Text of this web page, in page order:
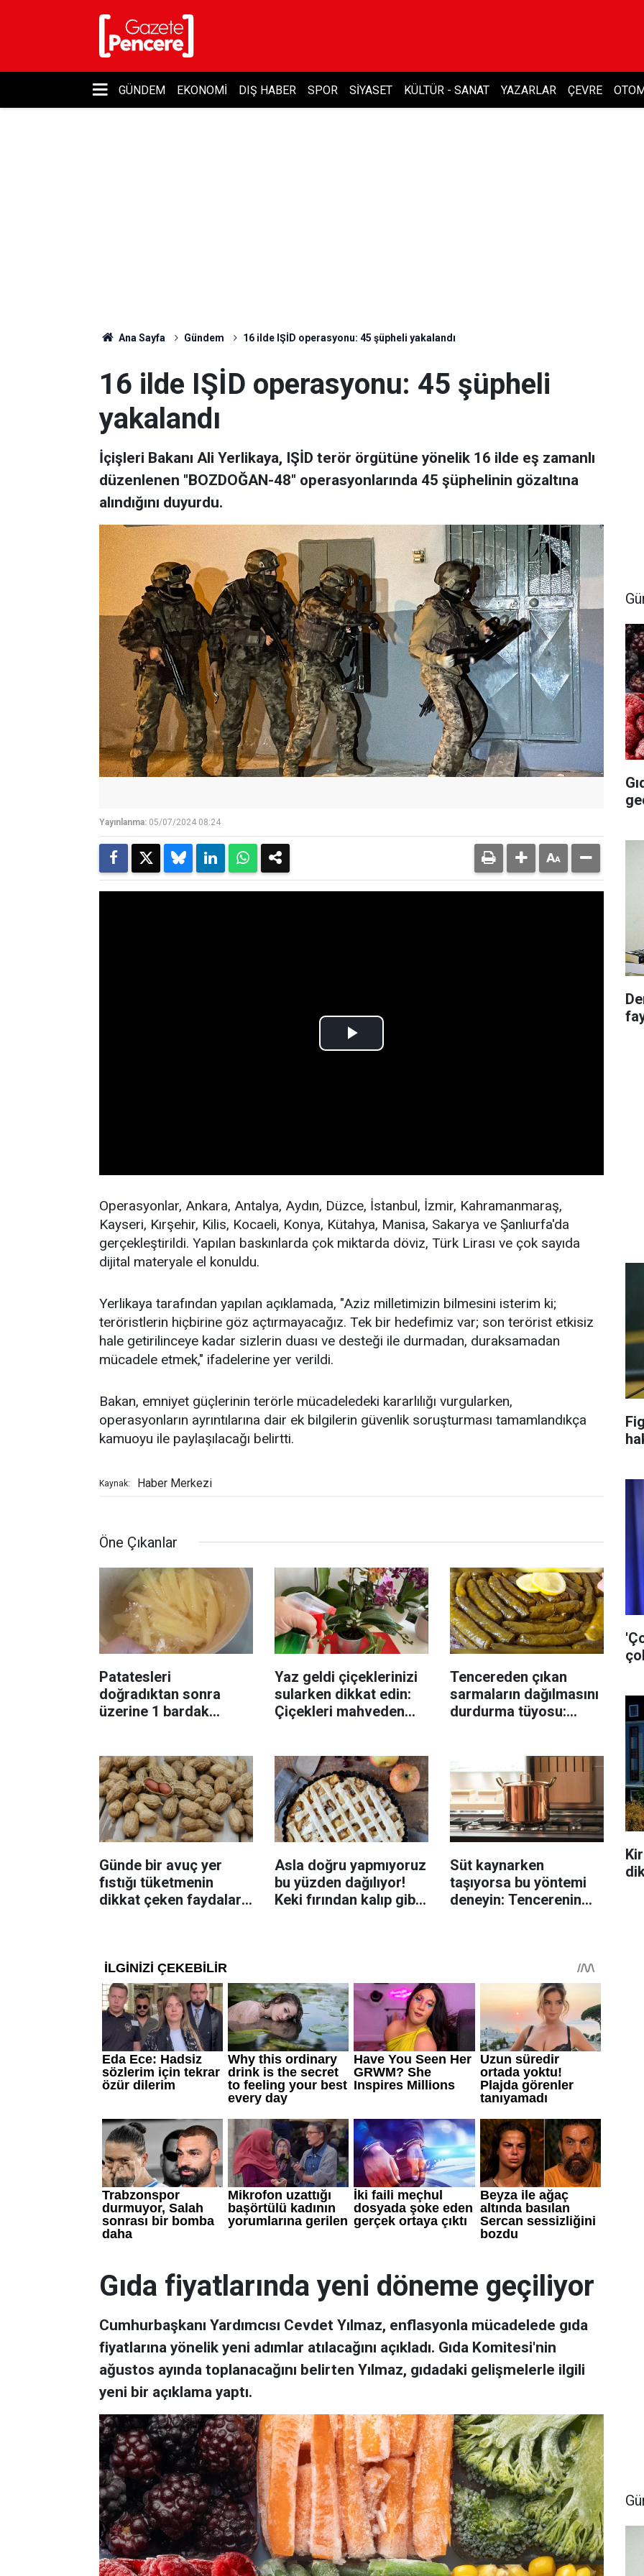
GÜNDEM EKONOMI DIŞ HABER SPOR SIYASET KÜLTÜR - SANAT YAZARLAR ÇEVRE
Ana Sayfa Gündem 16 ilde IŞİD operasyonu: 45 şüpheli yakalandı
16 ilde IŞİD operasyonu: 45 şüpheli
yakalandı
İçişleri Bakanı Ali Yerlikaya, IŞİD terör örgütüne yönelik 16 ilde eş zamanlı
düzenlenen "BOZDOĞAN-48" operasyonlarında 45 şüphelinin gözaltına
alındığını duyurdu.
Yayınlanma: 05/07/2024 08:24
Operasyonlar, Ankara, Antalya, Aydın, Düzce, İstanbul, İzmir, Kahramanmaraş,
Kayseri, Kırşehir, Kilis, Kocaeli, Konya, Kütahya, Manisa, Sakarya ve Şanlıurfa'da
gerçekleştirildi. Yapılan baskınlarda çok miktarda döviz, Türk Lirası ve çok sayıda
dijital materyale el konuldu.
Yerlikaya tarafından yapılan açıklamada, "Aziz milletimizin bilmesini isterim ki;
teröristlerin hiçbirine göz açtırmayacağız. Tek bir hedefimiz var; son terörist etkisiz
hale getirilinceye kadar sizlerin duası ve desteği ile durmadan, duraksamadan
mücadele etmek," ifadelerine yer verildi.
Bakan, emniyet güçlerinin terörle mücadeledeki kararlılığı vurgularken,
operasyonların ayrıntılarına dair ek bilgilerin güvenlik soruşturması tamamlandıkça
kamuoyu ile paylaşılacağı belirtti.
Kaynak: Haber Merkezi
Öne Çıkanlar
Patatesleri
doğradıktan sonra
üzerine 1 bardak
Yaz geldi çiçeklerinizi
sularken dikkat edin:
Çiçekleri mahveden
Tencereden çıkan
sarmaların dağılmasını
durdurma tüyosu:
Günde bir avuç yer
fıstığı tüketmenin
dikkat çeken faydaları:
Asla doğru yapmıyoruz
bu yüzden dağılıyor!
Keki fırından kalıp gibi
Süt kaynarken
taşıyorsa bu yöntemi
deneyin: Tencerenin
Gıda fiyatlarında yeni döneme geçiliyor
Cumhurbaşkanı Yardımcısı Cevdet Yılmaz, enflasyonla mücadelede gıda
fiyatlarına yönelik yeni adımlar atılacağını açıkladı. Gıda Komitesi'nin
ağustos ayında toplanacağını belirten Yılmaz, gıdadaki gelişmelerle ilgili
yeni bir açıklama yaptı.